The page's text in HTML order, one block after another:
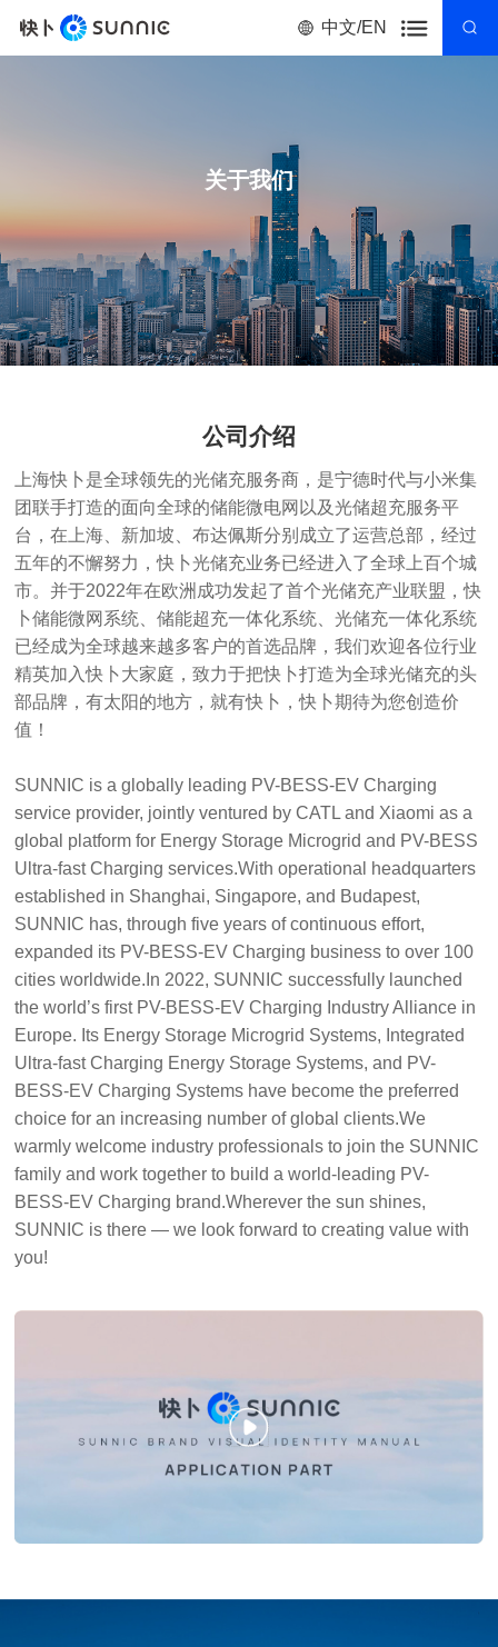
中文/EN
关于我们
公司介绍
上海快卜是全球领先的光储充服务商，是宁德时代与小米集
团联手打造的面向全球的储能微电网以及光储超充服务平
台，在上海、新加坡、布达佩斯分别成立了运营总部，经过
五年的不懈努力，快卜光储充业务已经进入了全球上百个城
市。并于2022年在欧洲成功发起了首个光储充产业联盟，快
卜储能微网系统、储能超充一体化系统、光储充一体化系统
已经成为全球越来越多客户的首选品牌，我们欢迎各位行业
精英加入快卜大家庭，致力于把快卜打造为全球光储充的头
部品牌，有太阳的地方，就有快卜，快卜期待为您创造价
值！
SUNNIC is a globally leading PV-BESS-EV Charging
service provider, jointly ventured by CATL and Xiaomi as a
global platform for Energy Storage Microgrid and PV-BESS
Ultra-fast Charging services.With operational headquarters
established in Shanghai, Singapore, and Budapest,
SUNNIC has, through five years of continuous effort,
expanded its PV-BESS-EV Charging business to over 100
cities worldwide.In 2022, SUNNIC successfully launched
the world’s first PV-BESS-EV Charging Industry Alliance in
Europe. Its Energy Storage Microgrid Systems, Integrated
Ultra-fast Charging Energy Storage Systems, and PV-
BESS-EV Charging Systems have become the preferred
choice for an increasing number of global clients.We
warmly welcome industry professionals to join the SUNNIC
family and work together to build a world-leading PV-
BESS-EV Charging brand.Wherever the sun shines,
SUNNIC is there — we look forward to creating value with
you!